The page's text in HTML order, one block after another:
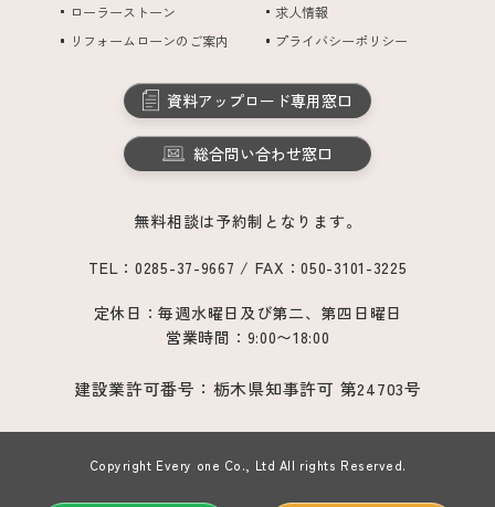
ローラーストーン
リフォームローンのご案内
求人情報
プライバシーポリシー
資料アップロード専用窓口
総合問い合わせ窓口
無料相談は予約制となります。
TEL：0285-37-9667 / FAX：050-3101-3225
定休日：毎週水曜日及び第二、第四日曜日
営業時間：9:00〜18:00
建設業許可番号：栃木県知事許可 第24703号
Copyright Every one Co., Ltd All rights Reserved.